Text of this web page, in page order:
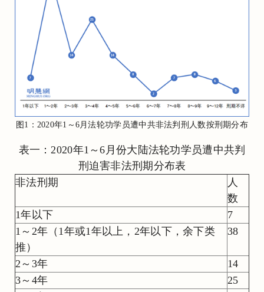
图1：2020年1～6月法轮功学员遭中共非法判刑人数按刑期分布
表一：2020年1～6月份大陆法轮功学员遭中共判
刑迫害非法刑期分布表
非法刑期
人
数
1年以下
7
1～2年（1年或1年以上，2年以下，余下类
推）
38
2～3年
14
3～4年
25